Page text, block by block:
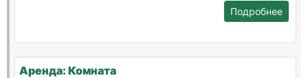
Подробнее
Аренда: Комната